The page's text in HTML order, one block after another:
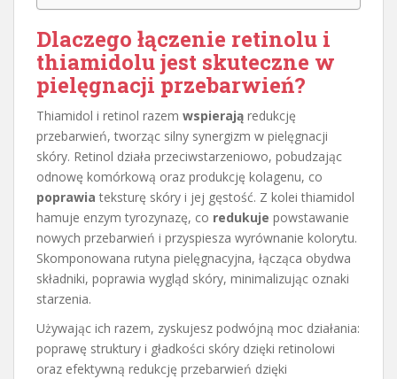
Dlaczego łączenie retinolu i
thiamidolu jest skuteczne w
pielęgnacji przebarwień?
Thiamidol i retinol razem wspierają redukcję
przebarwień, tworząc silny synergizm w pielęgnacji
skóry. Retinol działa przeciwstarzeniowo, pobudzając
odnowę komórkową oraz produkcję kolagenu, co
poprawia teksturę skóry i jej gęstość. Z kolei thiamidol
hamuje enzym tyrozynazę, co redukuje powstawanie
nowych przebarwień i przyspiesza wyrównanie kolorytu.
Skomponowana rutyna pielęgnacyjna, łącząca obydwa
składniki, poprawia wygląd skóry, minimalizując oznaki
starzenia.
Używając ich razem, zyskujesz podwójną moc działania:
poprawę struktury i gładkości skóry dzięki retinolowi
oraz efektywną redukcję przebarwień dzięki